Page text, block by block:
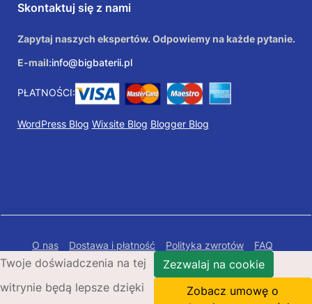
Skontaktuj się z nami
Zapytaj naszych ekspertów. Odpowiemy na każde pytanie.
E-mail:info@bigbaterii.pl
PŁATNOŚCI:
WordPress Blog Wixsite Blog Blogger Blog
O nas Dostawa i płatność Polityka zwrotów
FAQ
Polityka prywatności
Mapa Strony
Copyright © 2026 Bigbaterii.pl. Wszelkie prawa
zastrzeżone.
Twoje doświadczenia na tej
witrynie będą lepsze dzięki
Zezwalaj na cookie
Zobacz umowę o